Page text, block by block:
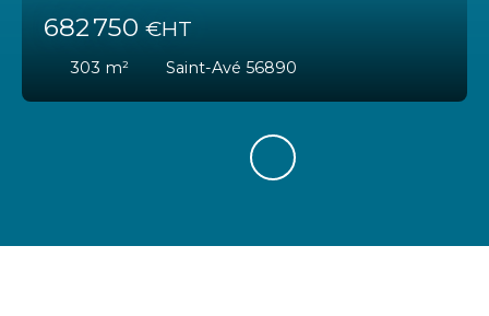
682 750 €HT
303 m² Saint-Avé 56890